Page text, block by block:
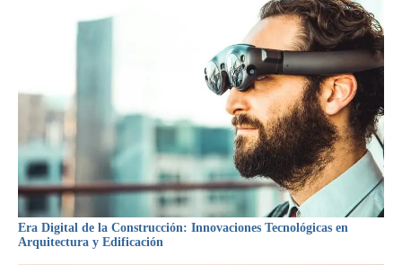
Era Digital de la Construcción: Innovaciones Tecnológicas en
Arquitectura y Edificación